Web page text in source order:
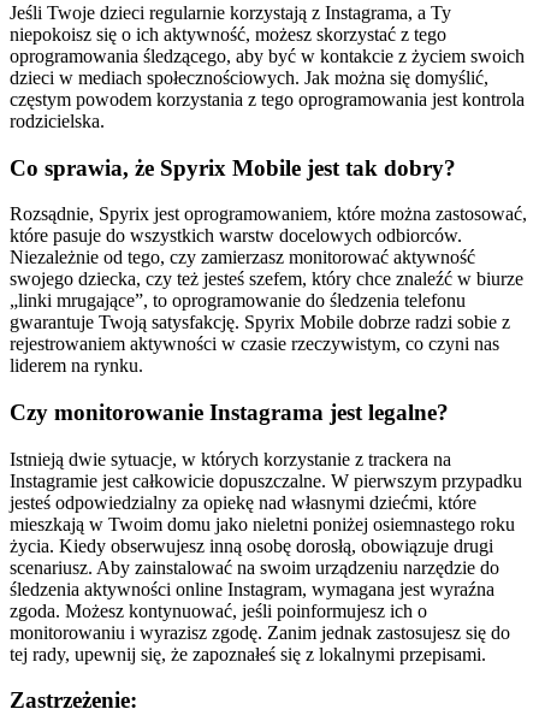
Jeśli Twoje dzieci regularnie korzystają z Instagrama, a Ty
niepokoisz się o ich aktywność, możesz skorzystać z tego
oprogramowania śledzącego, aby być w kontakcie z życiem swoich
dzieci w mediach społecznościowych. Jak można się domyślić,
częstym powodem korzystania z tego oprogramowania jest kontrola
rodzicielska.
Co sprawia, że ​​Spyrix Mobile jest tak dobry?
Rozsądnie, Spyrix jest oprogramowaniem, które można zastosować,
które pasuje do wszystkich warstw docelowych odbiorców.
Niezależnie od tego, czy zamierzasz monitorować aktywność
swojego dziecka, czy też jesteś szefem, który chce znaleźć w biurze
„linki mrugające”, to oprogramowanie do śledzenia telefonu
gwarantuje Twoją satysfakcję. Spyrix Mobile dobrze radzi sobie z
rejestrowaniem aktywności w czasie rzeczywistym, co czyni nas
liderem na rynku.
Czy monitorowanie Instagrama jest legalne?
Istnieją dwie sytuacje, w których korzystanie z trackera na
Instagramie jest całkowicie dopuszczalne. W pierwszym przypadku
jesteś odpowiedzialny za opiekę nad własnymi dziećmi, które
mieszkają w Twoim domu jako nieletni poniżej osiemnastego roku
życia. Kiedy obserwujesz inną osobę dorosłą, obowiązuje drugi
scenariusz. Aby zainstalować na swoim urządzeniu narzędzie do
śledzenia aktywności online Instagram, wymagana jest wyraźna
zgoda. Możesz kontynuować, jeśli poinformujesz ich o
monitorowaniu i wyrazisz zgodę. Zanim jednak zastosujesz się do
tej rady, upewnij się, że zapoznałeś się z lokalnymi przepisami.
Zastrzeżenie: